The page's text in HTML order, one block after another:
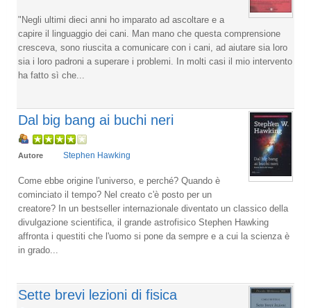
"Negli ultimi dieci anni ho imparato ad ascoltare e a
capire il linguaggio dei cani. Man mano che questa comprensione
cresceva, sono riuscita a comunicare con i cani, ad aiutare sia loro
sia i loro padroni a superare i problemi. In molti casi il mio intervento
ha fatto sì che...
Dal big bang ai buchi neri
Autore Stephen Hawking
Come ebbe origine l'universo, e perché? Quando è
cominciato il tempo? Nel creato c'è posto per un
creatore? In un bestseller internazionale diventato un classico della
divulgazione scientifica, il grande astrofisico Stephen Hawking
affronta i questiti che l'uomo si pone da sempre e a cui la scienza è
in grado...
Sette brevi lezioni di fisica